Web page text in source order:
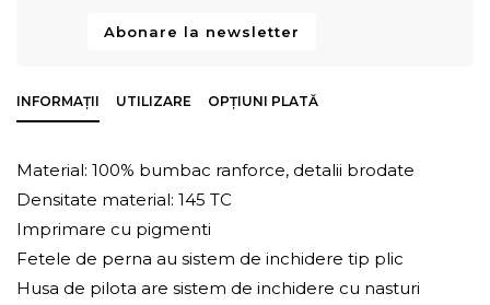
Abonare la newsletter
INFORMAȚII UTILIZARE OPȚIUNI PLATĂ
Material: 100% bumbac ranforce, detalii brodate
Densitate material: 145 TC
Imprimare cu pigmenti
Fetele de perna au sistem de inchidere tip plic
Husa de pilota are sistem de inchidere cu nasturi